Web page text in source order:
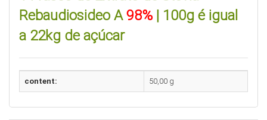
Rebaudiosideo A98% | 100g é igual
a 22kg de açúcar
content: 50,00 g